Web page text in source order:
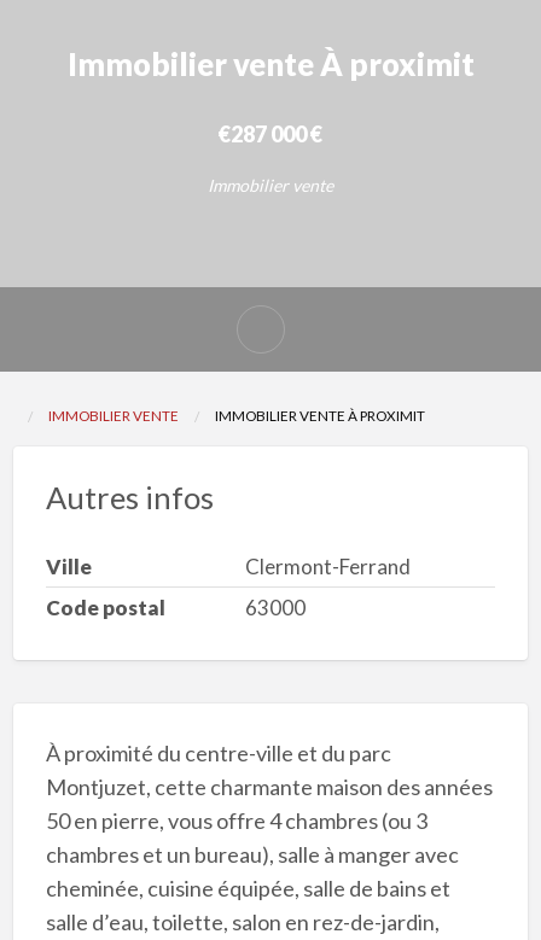
Immobilier vente À proximit
€287 000 €
Immobilier vente
un
problème
IMMOBILIER VENTE IMMOBILIER VENTE À PROXIMIT
Autres infos
Ville
Clermont-Ferrand
Code postal
63000
À proximité du centre-ville et du parc
Montjuzet, cette charmante maison des années
50 en pierre, vous offre 4 chambres (ou 3
chambres et un bureau), salle à manger avec
cheminée, cuisine équipée, salle de bains et
salle d’eau, toilette, salon en rez-de-jardin,